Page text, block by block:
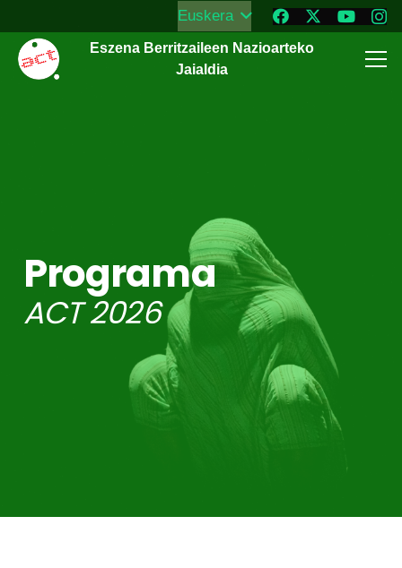
Euskera
Eszena Berritzaileen Nazioarteko
Jaialdia
Programa
ACT 2026